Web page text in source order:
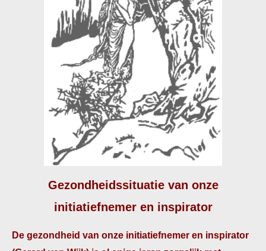
Gezondheidssituatie van onze
initiatiefnemer en inspirator
De gezondheid van onze initiatiefnemer en inspirator